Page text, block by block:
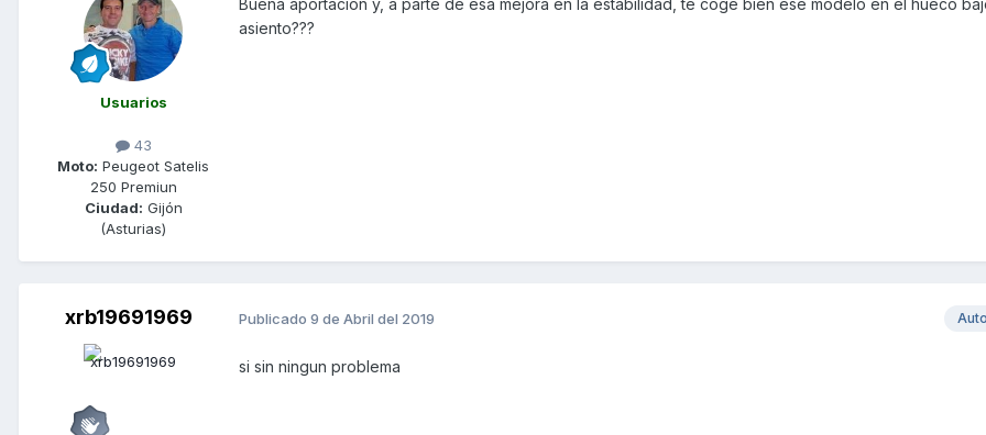
Usuarios
43
Moto: Peugeot Satelis
250 Premiun
Ciudad: Gijón
(Asturias)
Buena aportación y, a parte de esa mejora en la estabilidad, te coge bien ese modelo en el hueco
asiento???
xrb19691969 Publicado 9 de Abril del 2019
si sin ningun problema